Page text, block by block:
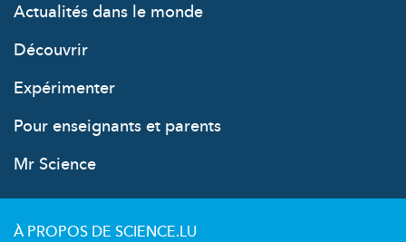
Actualités dans le monde
Découvrir
Expérimenter
Pour enseignants et parents
Mr Science
À PROPOS DE SCIENCE.LU